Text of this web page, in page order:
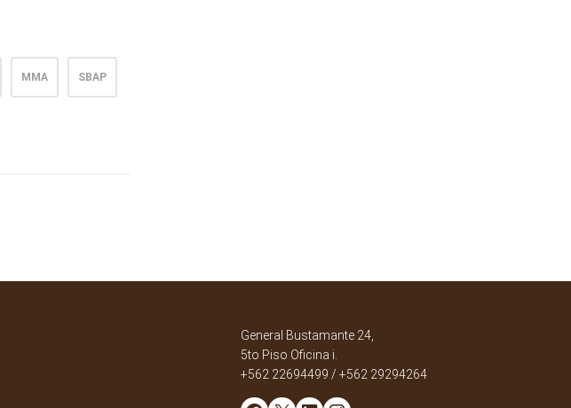
MMA SBAP
General Bustamante 24,
5to Piso Oficina i.
+562 22694499 / +562 29294264